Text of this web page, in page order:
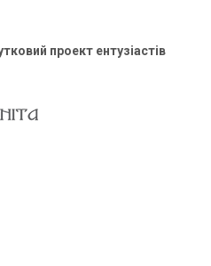
проект ентузіастів